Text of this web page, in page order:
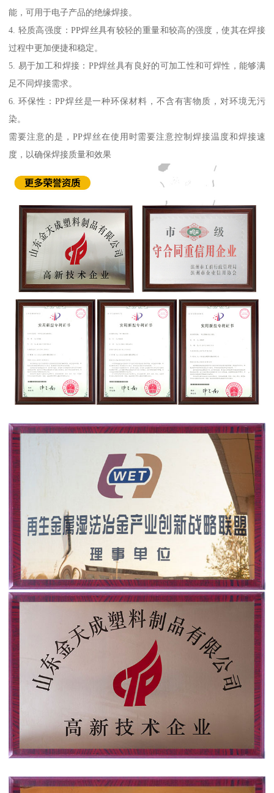
能，可用于电子产品的绝缘焊接。
4. 轻质高强度：PP焊丝具有较轻的重量和较高的强度，使其在焊接
过程中更加便捷和稳定。
5. 易于加工和焊接：PP焊丝具有良好的可加工性和可焊性，能够满
足不同焊接需求。
6. 环保性：PP焊丝是一种环保材料，不含有害物质，对环境无污
染。
需要注意的是，PP焊丝在使用时需要注意控制焊接温度和焊接速
度，以确保焊接质量和效果